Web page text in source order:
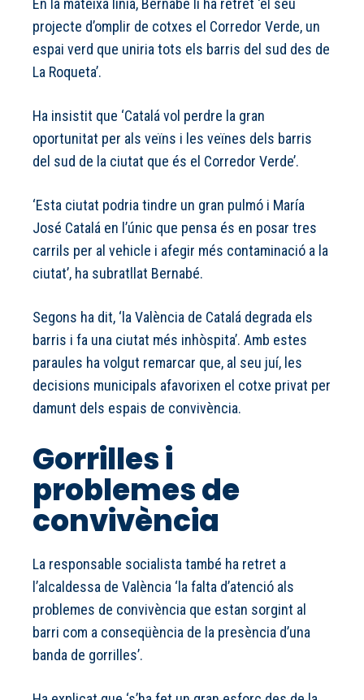
En la mateixa línia, Bernabé li ha retret ‘el seu
projecte d’omplir de cotxes el Corredor Verde, un
espai verd que uniria tots els barris del sud des de
La Roqueta’.
Ha insistit que ‘Catalá vol perdre la gran
oportunitat per als veïns i les veïnes dels barris
del sud de la ciutat que és el Corredor Verde’.
‘Esta ciutat podria tindre un gran pulmó i María
José Catalá en l’únic que pensa és en posar tres
carrils per al vehicle i afegir més contaminació a la
ciutat’, ha subratllat Bernabé.
Segons ha dit, ‘la València de Catalá degrada els
barris i fa una ciutat més inhòspita’. Amb estes
paraules ha volgut remarcar que, al seu juí, les
decisions municipals afavorixen el cotxe privat per
damunt dels espais de convivència.
Gorrilles i
problemes de
convivència
La responsable socialista també ha retret a
l’alcaldessa de València ‘la falta d’atenció als
problemes de convivència que estan sorgint al
barri com a conseqüència de la presència d’una
banda de gorrilles’.